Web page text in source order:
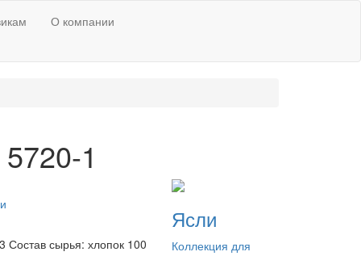
О компании
1
сырья: хлопок 100
Ясли
Коллекция для